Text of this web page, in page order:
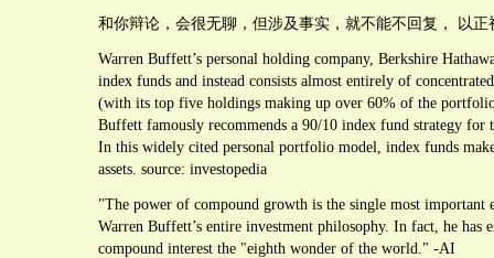
和你辩论，会很无聊，但涉及事实，就不能不回复， 以正
Warren Buffett’s personal holding company, Berkshire
index funds and instead consists almost entirely of
(with its top five holdings making up over 60% of the
Buffett famously recommends a 90/10 index fund strategy for
In this widely cited personal portfolio model, index funds
assets. source: investopedia
"The power of compound growth is the single most important
Warren Buffett’s entire investment philosophy. In fact, he has
compound interest the "eighth wonder of the world." -AI